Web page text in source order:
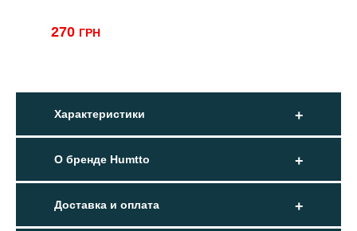
270 ГРН
Характеристики
О бренде Humtto
Доставка и оплата